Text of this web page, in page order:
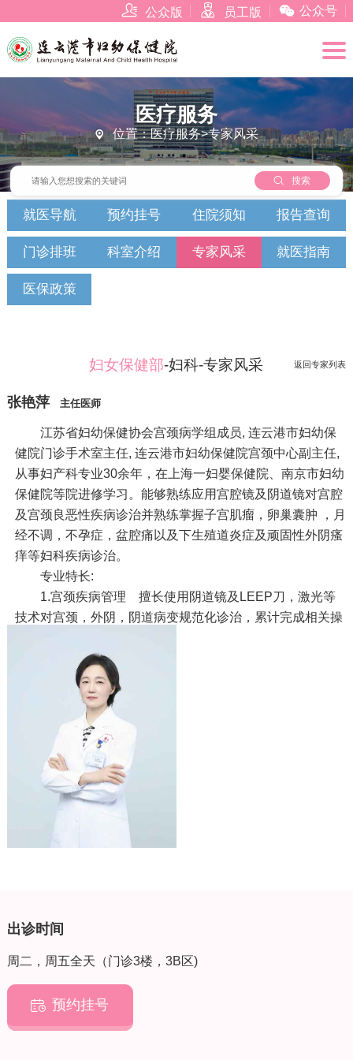
 公众版  员工版  公众号
 搜索
医疗服务
 位置：医疗服务>专家风采
就医导航 预约挂号 住院须知 报告查询
门诊排班 科室介绍 专家风采 就医指南
医保政策
妇女保健部-妇科-专家风采 返回专家列表
张艳萍 主任医师
江苏省妇幼保健协会宫颈病学组成员, 连云港市妇幼保
健院门诊手术室主任, 连云港市妇幼保健院宫颈中心副主任,
从事妇产科专业30余年，在上海一妇婴保健院、南京市妇幼
保健院等院进修学习。能够熟练应用宫腔镜及阴道镜对宫腔
及宫颈良恶性疾病诊治并熟练掌握子宫肌瘤，卵巢囊肿 ，月
经不调，不孕症，盆腔痛以及下生殖道炎症及顽固性外阴瘙
痒等妇科疾病诊治。
专业特长:
1.宫颈疾病管理 擅长使用阴道镜及LEEP刀，激光等
技术对宫颈，外阴，阴道病变规范化诊治，累计完成相关操
2.宫腔疾病管理 精通使用宫腔镜对宫腔粘连，子宫内
膜息肉，不全流产，子宫肌瘤及不孕症，异常子宫出血等宫
内疾病的诊治，开展宫腔镜手术10000余例，对宫腔疾病的
诊断和治疗经验丰富。
出诊时间
周二，周五全天（门诊3楼，3B区)
 预约挂号